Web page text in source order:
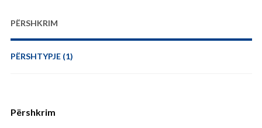
PËRSHKRIM
PËRSHTYPJE (1)
Përshkrim